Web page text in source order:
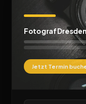
Fotograf Dresden
Jetzt Termin